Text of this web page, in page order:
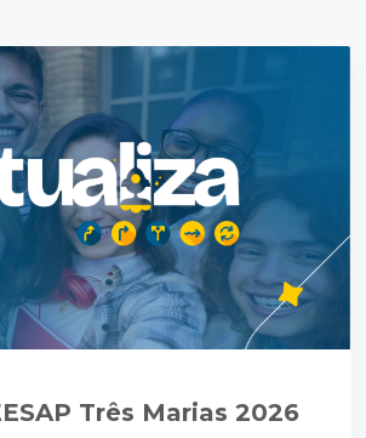
Três Marias 2026